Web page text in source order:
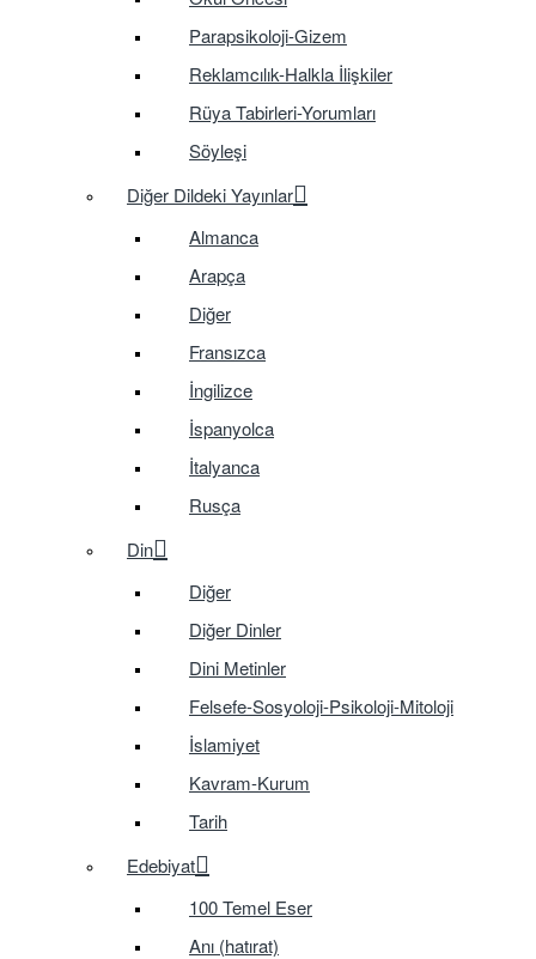
Parapsikoloji-Gizem
Reklamcılık-Halkla İlişkiler
Rüya Tabirleri-Yorumları
Söyleşi
Diğer Dildeki Yayınlar
Almanca
Arapça
Diğer
Fransızca
İngilizce
İspanyolca
İtalyanca
Rusça
Din
Diğer
Diğer Dinler
Dini Metinler
Felsefe-Sosyoloji-Psikoloji-Mitoloji
İslamiyet
Kavram-Kurum
Tarih
Edebiyat
100 Temel Eser
Anı (hatırat)